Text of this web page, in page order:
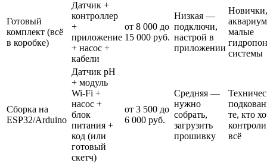
Готовый
комплект (всё
в коробке)
Датчик +
контроллер
+
приложение
+ насос +
кабели
от 8 000 до
15 000 руб.
Низкая —
подключи,
настрой в
приложении
Новички,
малые
системы
Сборка на
ESP32/Arduino
Датчик pH
+ модуль
Wi-Fi +
насос +
блок
питания +
код (или
готовый
скетч)
от 3 500 до
6 000 руб.
Средняя —
нужно
собрать,
загрузить
прошивку
те, кто
всё